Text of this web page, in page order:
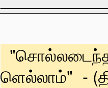
ளெல்லாம்" -